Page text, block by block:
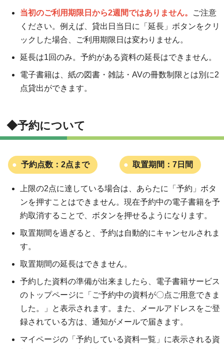
当初のご利用期限日から2週間ではありません。
ご注意
ください。例えば、貸出日当日に「延長」ボタンをクリ
ックした場合、ご利用期限日は変わりません。
延長は1回のみ。予約がある資料の延長はできません。
電子書籍は、紙の図書・雑誌・AVの冊数制限とは別に2
点貸出ができます。
◆予約について
予約点数：2点まで 取置期間：7日間
上限の2点に達している場合は、あらたに「予約」ボタ
ンを押すことはできません。現在予約中の電子書籍を予
約取消することで、ボタンを押せるようになります。
取置期間を過ぎると、予約は自動的にキャンセルされま
す。
取置期間の延長はできません。
予約した資料の準備が出来ましたら、電子書籍サービス
のトップページに「ご予約中の資料が〇点ご用意できま
した。」と表示されます。また、メールアドレスをご登
録されている方は、通知がメールで届きます。
マイページの「予約している資料一覧」に表示される資